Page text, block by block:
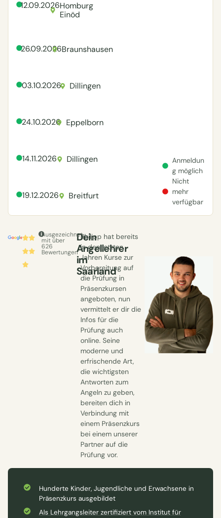
12.09.2026Homburg
Einöd
26.09.2026Braunshausen
03.10.2026 Dillingen
24.10.2026 Eppelborn
14.11.2026 Dillingen
19.12.2026 Breitfurt
Anmeldun
g möglich
Nicht
mehr
verfügbar
Ausgezeichnet
mit über
626
Bewertungen
Dein
Angellehrer
im
Saarland
Philipp hat bereits
in den letzten
Jahren Kurse zur
Vorbereitung auf
die Prüfung in
Präsenzkursen
angeboten, nun
vermittelt er dir die
Infos für die
Prüfung auch
online. Seine
moderne und
erfrischende Art,
die wichtigsten
Antworten zum
Angeln zu geben,
bereiten dich in
Verbindung mit
einem Präsenzkurs
bei einem unserer
Partner auf die
Prüfung vor.
Hunderte Kinder, Jugendliche und Erwachsene in
Präsenzkurs ausgebildet
Als Lehrgangsleiter zertifiziert vom Institut für